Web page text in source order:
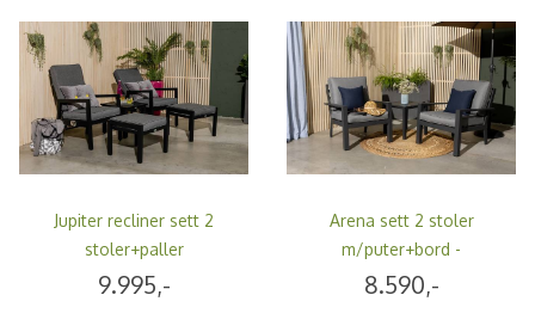
Jupiter recliner sett 2
stoler+paller
m/puter+bord -
9.995,-
Arena sett 2 stoler
m/puter+bord -
antrasittgrå/mineralgrå
8.590,-